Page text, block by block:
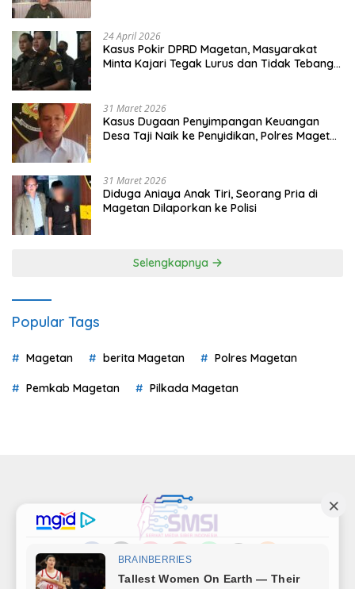
24 April 2026
Kasus Pokir DPRD Magetan, Masyarakat
Minta Kajari Tegak Lurus dan Tidak Tebang
31 Maret 2026
Kasus Dugaan Penyimpangan Keuangan
Desa Taji Naik ke Penyidikan, Polres Magetan
31 Maret 2026
Diduga Aniaya Anak Tiri, Seorang Pria di
Magetan Dilaporkan ke Polisi
Selengkapnya
Popular Tags
Magetan berita Magetan Polres Magetan
Pemkab Magetan Pilkada Magetan